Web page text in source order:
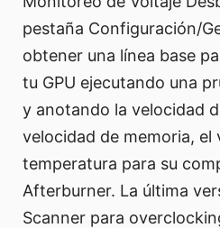
pestaña Configuración/
obtener una línea base
tu GPU ejecutando una
y anotando la velocidad
velocidad de memoria, el
temperatura para su
Afterburner. La última
Scanner para